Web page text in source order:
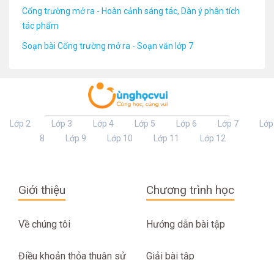
Cổng trường mở ra - Hoàn cảnh sáng tác, Dàn ý phân tích
tác phẩm
Soạn bài Cổng trường mở ra - Soạn văn lớp 7
Lớp 2 Lớp 3 Lớp 4 Lớp 5 Lớp 6 Lớp 7
Lớp
8
Lớp 9 Lớp 10 Lớp 11 Lớp 12
Giới thiệu
Về chúng tôi
Điều khoản thỏa thuận sử
Chương trình học
Hướng dẫn bài tập
Giải bài tập